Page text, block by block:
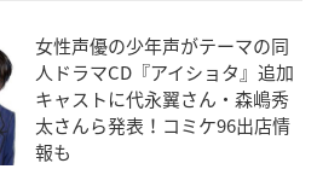
女性声優の少年声がテーマの同
人ドラマCD『アイショタ』追加
キャストに代永翼さん・森嶋秀
太さんら発表！コミケ96出店情
報も